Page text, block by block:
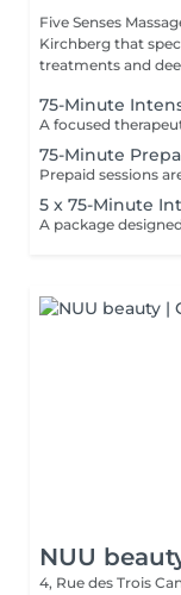
Five Senses
Kirchberg that
treatments and
75-Minute
75-Minute
5 x 75-Minute
NUU
4, Rue des Trois